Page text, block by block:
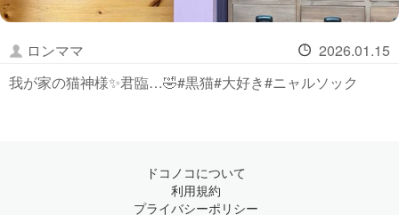
ロンママ
2026.01.15
我が家の猫神様✨君臨…🤣#黒猫#大好き#ニャルソック
ドコノコについて
利用規約
プライバシーポリシー